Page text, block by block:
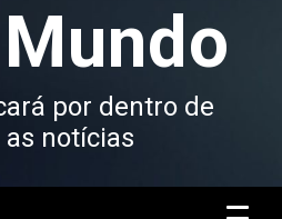
por dentro de
notícias